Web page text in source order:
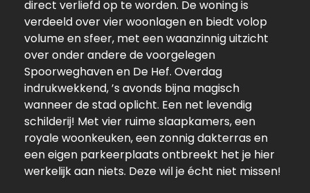
direct verliefd op te worden. De woning is
verdeeld over vier woonlagen en biedt volop
volume en sfeer, met een waanzinnig uitzicht
over onder andere de voorgelegen
Spoorweghaven en De Hef. Overdag
indrukwekkend, ’s avonds bijna magisch
wanneer de stad oplicht. Een net levendig
schilderij! Met vier ruime slaapkamers, een
royale woonkeuken, een zonnig dakterras en
een eigen parkeerplaats ontbreekt het je hier
werkelijk aan niets. Deze wil je écht niet missen!